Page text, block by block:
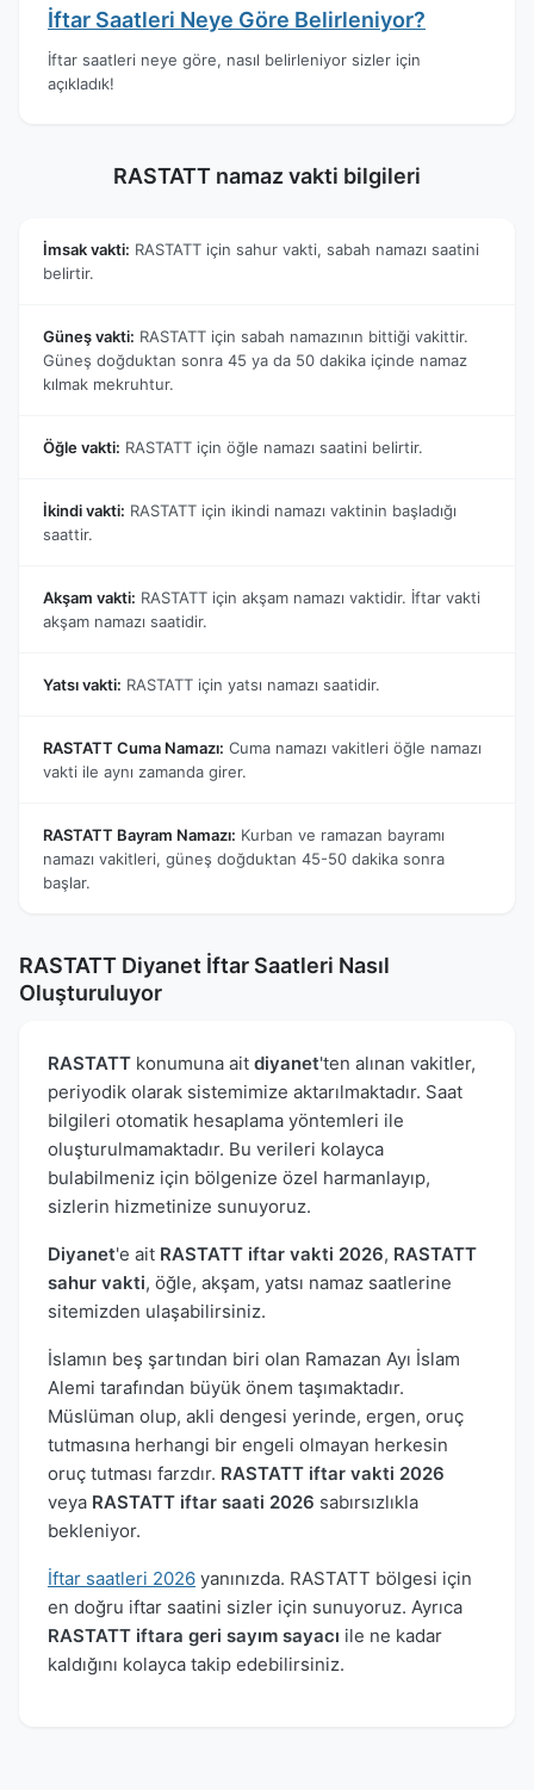
İftar Saatleri Neye Göre Belirleniyor?
İftar saatleri neye göre, nasıl belirleniyor sizler için
açıkladık!
RASTATT namaz vakti bilgileri
İmsak vakti: RASTATT için sahur vakti, sabah namazı saatini
belirtir.
Güneş vakti: RASTATT için sabah namazının bittiği vakittir.
Güneş doğduktan sonra 45 ya da 50 dakika içinde namaz
kılmak mekruhtur.
Öğle vakti: RASTATT için öğle namazı saatini belirtir.
İkindi vakti: RASTATT için ikindi namazı vaktinin başladığı
saattir.
Akşam vakti: RASTATT için akşam namazı vaktidir. İftar vakti
akşam namazı saatidir.
Yatsı vakti: RASTATT için yatsı namazı saatidir.
RASTATT Cuma Namazı: Cuma namazı vakitleri öğle namazı
vakti ile aynı zamanda girer.
RASTATT Bayram Namazı: Kurban ve ramazan bayramı
namazı vakitleri, güneş doğduktan 45-50 dakika sonra
başlar.
RASTATT Diyanet İftar Saatleri Nasıl
Oluşturuluyor
RASTATT konumuna ait diyanet'ten alınan vakitler,
periyodik olarak sistemimize aktarılmaktadır. Saat
bilgileri otomatik hesaplama yöntemleri ile
oluşturulmamaktadır. Bu verileri kolayca
bulabilmeniz için bölgenize özel harmanlayıp,
sizlerin hizmetinize sunuyoruz.
Diyanet'e ait RASTATT iftar vakti 2026, RASTATT
sahur vakti, öğle, akşam, yatsı namaz saatlerine
sitemizden ulaşabilirsiniz.
İslamın beş şartından biri olan Ramazan Ayı İslam
Alemi tarafından büyük önem taşımaktadır.
Müslüman olup, akli dengesi yerinde, ergen, oruç
tutmasına herhangi bir engeli olmayan herkesin
oruç tutması farzdır. RASTATT iftar vakti 2026
veya RASTATT iftar saati 2026 sabırsızlıkla
bekleniyor.
İftar saatleri 2026 yanınızda. RASTATT bölgesi için
en doğru iftar saatini sizler için sunuyoruz. Ayrıca
RASTATT iftara geri sayım sayacı ile ne kadar
kaldığını kolayca takip edebilirsiniz.